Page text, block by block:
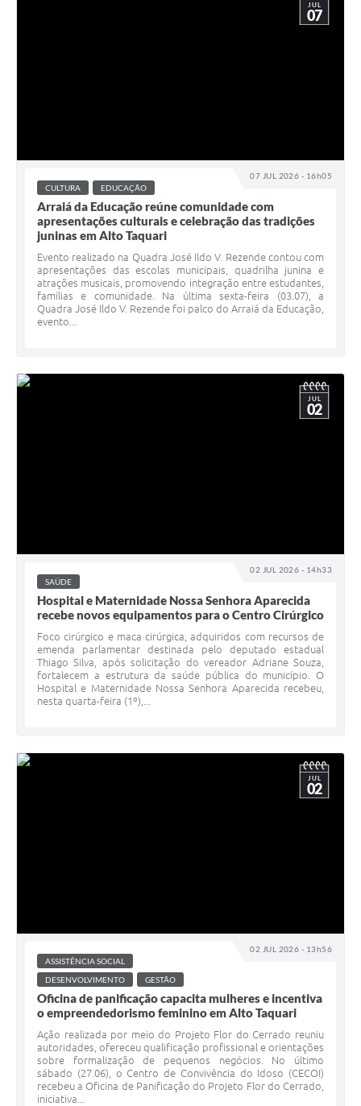
07 JUL 2026 - 16h05
JUL
07
CULTURA EDUCAÇÃO
Arraiá da Educação reúne comunidade com
apresentações culturais e celebração das tradições
juninas em Alto Taquari
Evento realizado na Quadra José Ildo V. Rezende contou com
apresentações das escolas municipais, quadrilha junina e
atrações musicais, promovendo integração entre estudantes,
famílias e comunidade. Na última sexta-feira (03.07), a
Quadra José Ildo V. Rezende foi palco do Arraiá da Educação,
evento...
02 JUL 2026 - 14h33
JUL
02
SAÚDE
Hospital e Maternidade Nossa Senhora Aparecida
recebe novos equipamentos para o Centro Cirúrgico
Foco cirúrgico e maca cirúrgica, adquiridos com recursos de
emenda parlamentar destinada pelo deputado estadual
Thiago Silva, após solicitação do vereador Adriane Souza,
fortalecem a estrutura da saúde pública do município. O
Hospital e Maternidade Nossa Senhora Aparecida recebeu,
nesta quarta-feira (1º),...
02 JUL 2026 - 13h56
JUL
02
ASSISTÊNCIA SOCIAL
DESENVOLVIMENTO
GESTÃO
Oficina de panificação capacita mulheres e incentiva
o empreendedorismo feminino em Alto Taquari
Ação realizada por meio do Projeto Flor do Cerrado reuniu
autoridades, ofereceu qualificação profissional e orientações
sobre formalização de pequenos negócios. No último
sábado (27.06), o Centro de Convivência do Idoso (CECOI)
recebeu a Oficina de Panificação do Projeto Flor do Cerrado,
iniciativa...